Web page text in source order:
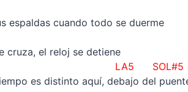
espaldas cuando todo se duerme
cruza, el reloj se detiene
LA5 SOL#5
es distinto aquí, debajo del